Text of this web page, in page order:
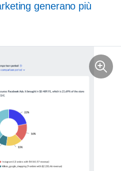
generano più